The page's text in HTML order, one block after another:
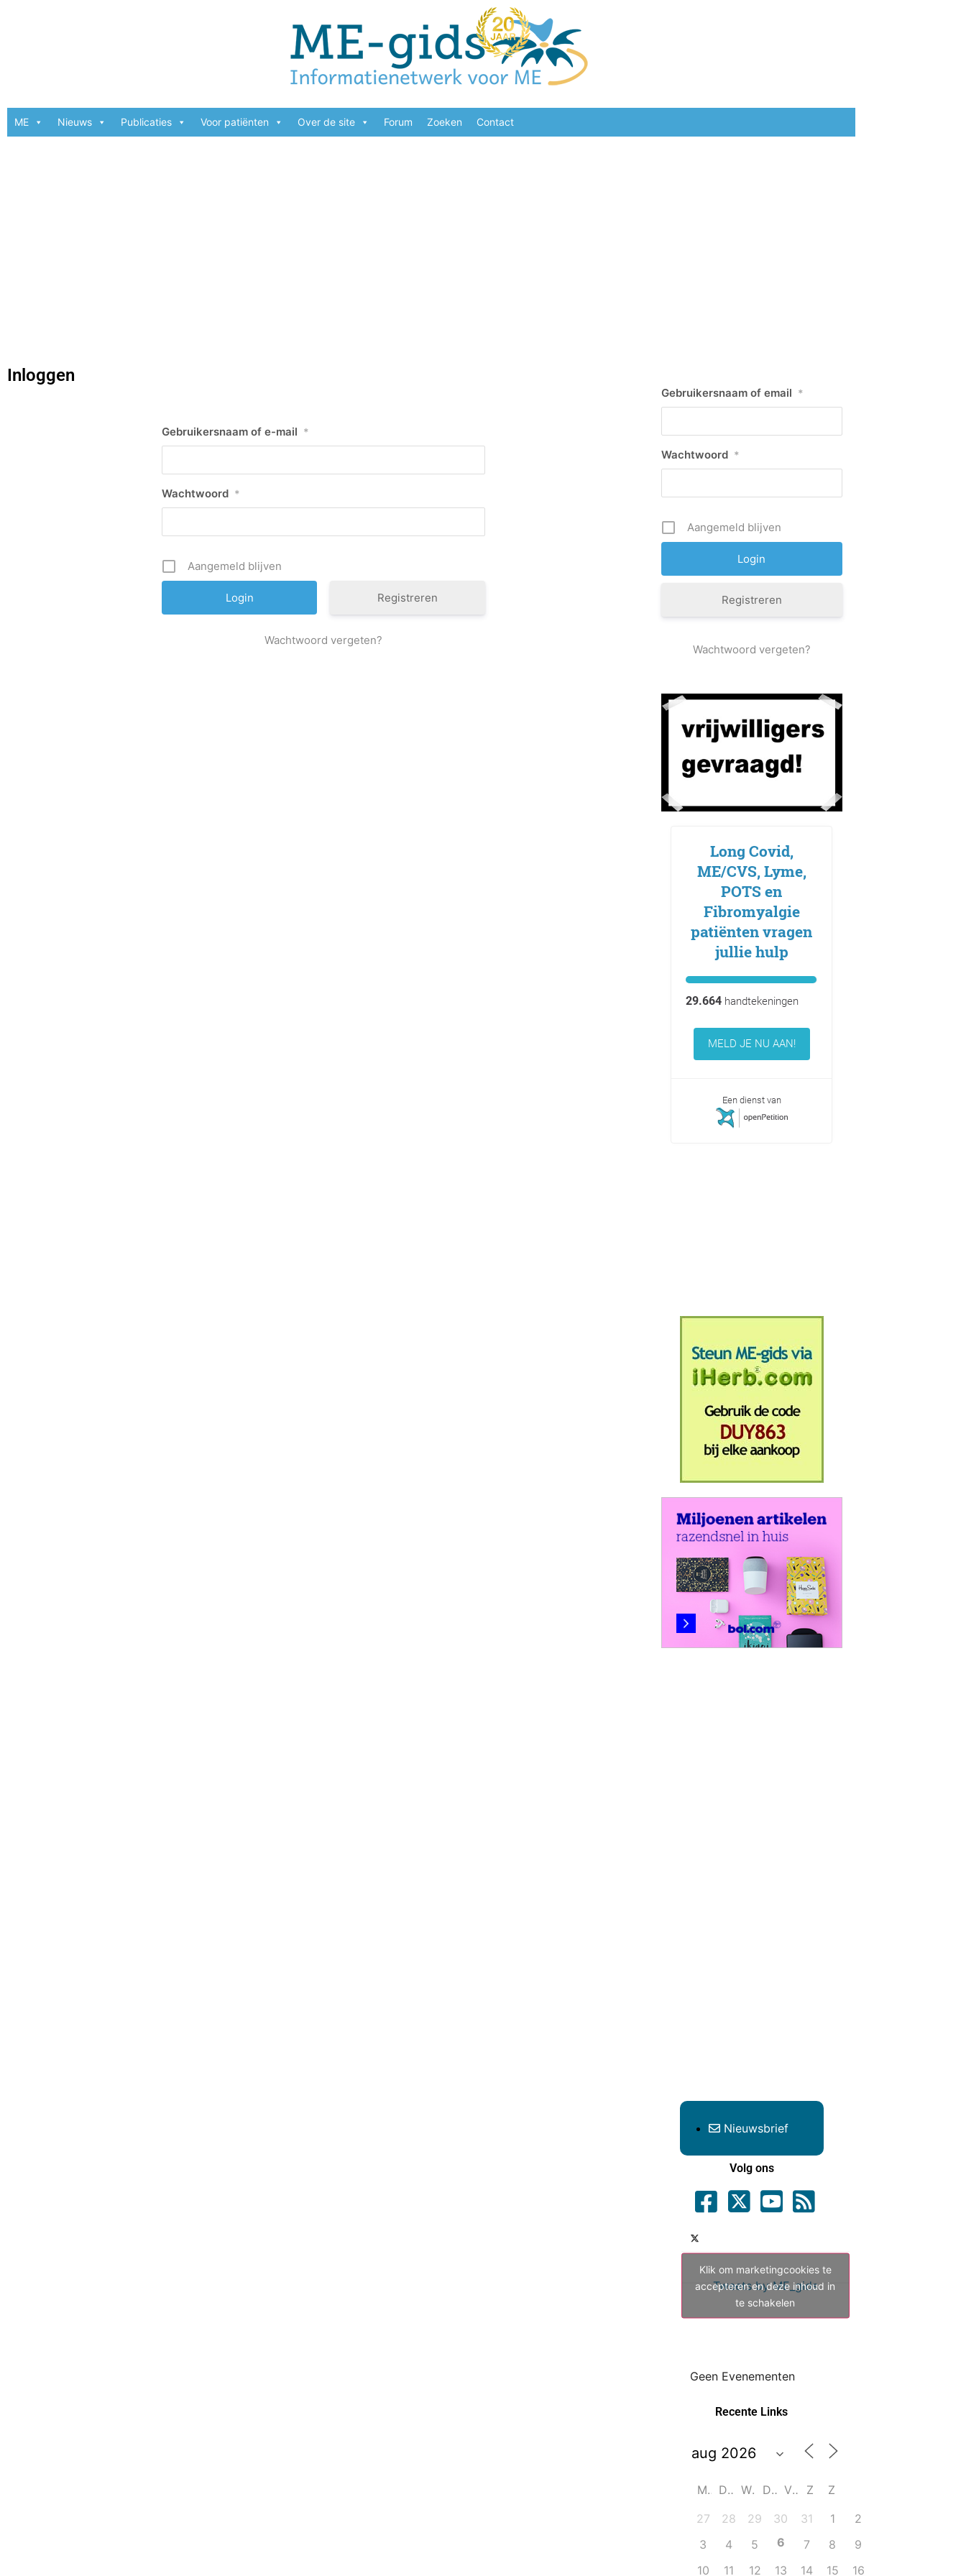
ME Nieuws Publicaties Voor patiënten Over de site Forum Zoeken Contact
Inloggen
Gebruikersnaam of e-mail *
Wachtwoord *
Aangemeld blijven
Registreren
Wachtwoord vergeten?
Gebruikersnaam of email *
Wachtwoord *
Aangemeld blijven
Registreren
Wachtwoord vergeten?
Long Covid,
ME/CVS, Lyme,
POTS en
Fibromyalgie
patiënten vragen
jullie hulp
29.664 handtekeningen
MELD JE NU AAN!
Een dienst van
Nieuwsbrief
Volg ons
Tweets by ME_gids
Klik om marketingcookies te
accepteren en deze inhoud in
te schakelen
Geen Evenementen
Recente Links
M D W D V Z
Z
27
28 29 30 31 1
2
3
4 5 6 7 8
9
10
11 12 13 14 15 16